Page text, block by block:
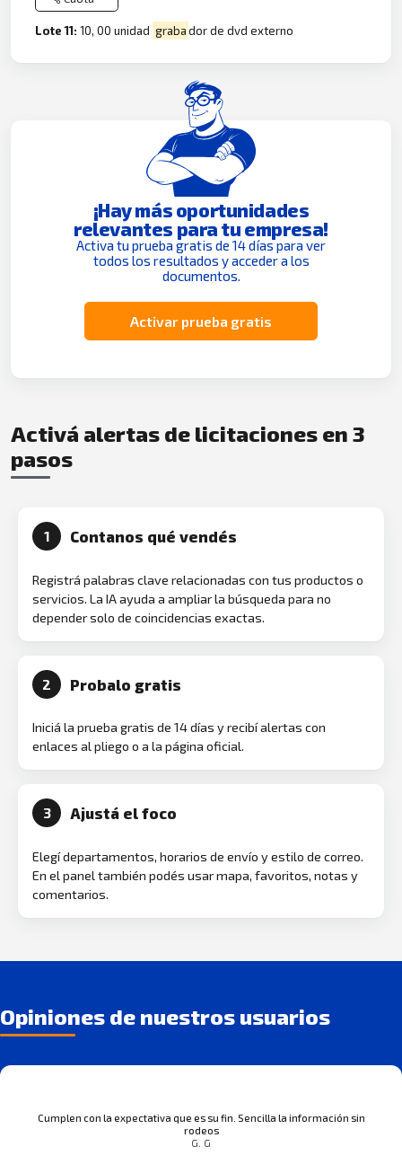
Lote 11:10, 00 unidad grabador de dvd externo
¡Hay más oportunidades
relevantes para tu empresa!
Activa tu prueba gratis de 14 días para ver
todos los resultados y acceder a los
documentos.
Activar prueba gratis
Activá alertas de licitaciones en 3
pasos
1 Contanos qué vendés
Registrá palabras clave relacionadas con tus productos o
servicios. La IA ayuda a ampliar la búsqueda para no
depender solo de coincidencias exactas.
2 Probalo gratis
Iniciá la prueba gratis de 14 días y recibí alertas con
enlaces al pliego o a la página oficial.
3 Ajustá el foco
Elegí departamentos, horarios de envío y estilo de correo.
En el panel también podés usar mapa, favoritos, notas y
comentarios.
Opiniones de nuestros usuarios
Cumplen con la expectativa que es su fin. Sencilla la información sin
rodeos
G. G